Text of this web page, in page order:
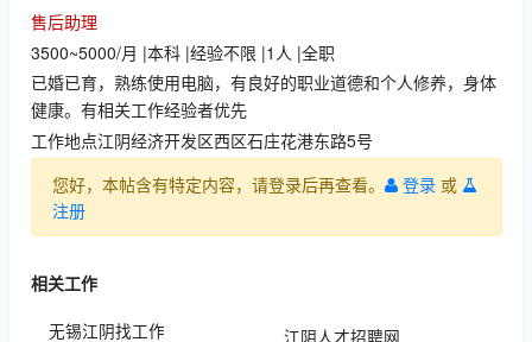
售后助理
3500~5000/月 |本科 |经验不限 |1人 |全职
已婚已育，熟练使用电脑，有良好的职业道德和个人修养，身体
健康。有相关工作经验者优先
工作地点江阴经济开发区西区石庄花港东路5号
您好，本帖含有特定内容，请登录后再查看。
登录 或
注册
相关工作
无锡江阴找工作
江阴人才招聘网